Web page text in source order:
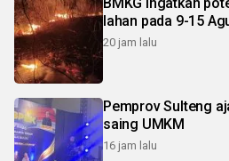
BMKG ingatkan
lahan pada 9-15
20 jam lalu
Pemprov Sulteng
saing UMKM
16 jam lalu